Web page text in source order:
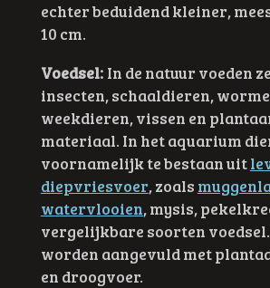
echter beduidend kleiner,
10 cm.
Voedsel:In de natuur voeden
insecten, schaaldieren,
weekdieren, vissen en
materiaal. In het aquarium
voornamelijk te bestaan uit
diepvriesvoer, zoals
watervlooien, mysis,
vergelijkbare soorten
worden aangevuld met
en droogvoer.